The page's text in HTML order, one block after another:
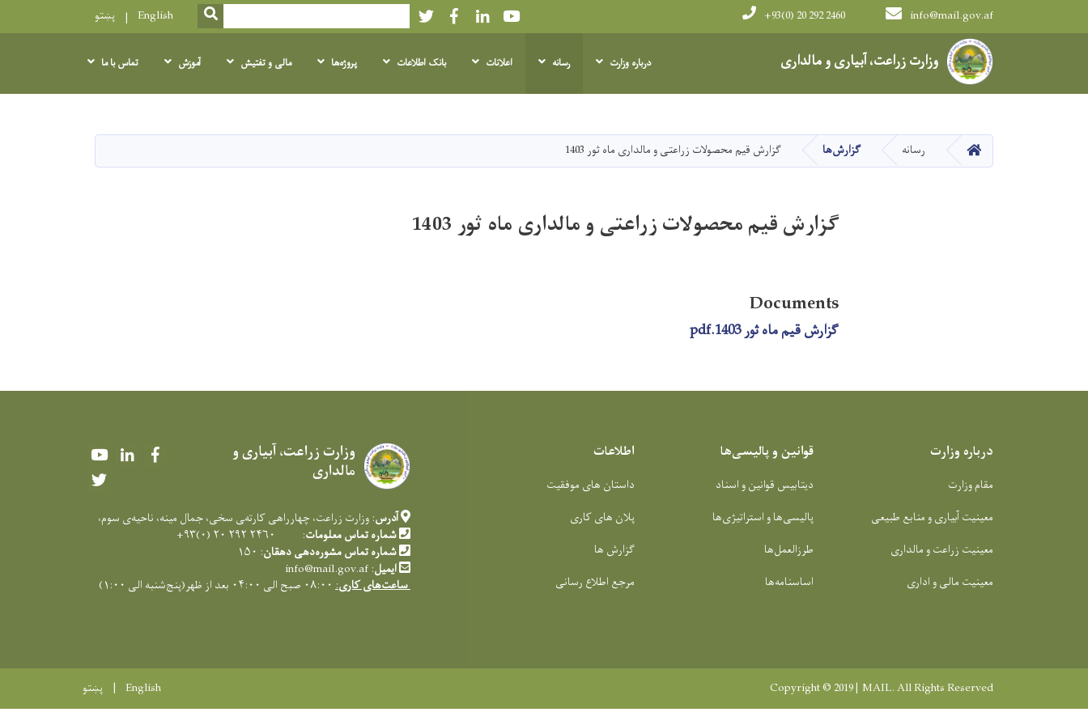
content
وزارت زراعت، آبیاری و مالداری
info@mail.gov.af
+93(0) 20 292 2460
Youtube
LinkedIn
Facebook
Twitter
Search
SEARCH
English پښتو
Main navigation
درباره وزارت رسانه اعلانات بانک اطلاعات پروژه‌ها مالی و تفتیش آموزش تماس با ما
HOME رسانه گزارش‌ها گزارش قیم محصولات زراعتی و مالداری ماه ثور 1403
گزارش قیم محصولات زراعتی و مالداری ماه ثور 1403
Documents
گزارش قیم ماه ثور 1403.pdf
درباره وزارت
مقام وزارت
معینیت آبیاری و منابع طبیعی
معینیت زراعت و مالداری
معینیت مالی و اداری
قوانین و پالیسی‌ها
دیتابیس قوانین و اسناد
پالیسی‌ها و استراتیژی‌ها
طرزالعمل‌ها
اساسنامه‌ها
اطلاعات
داستان های موفقیت
پلان های کاری
گزارش ها
مرجع اطلاع رسانی
وزارت زراعت، آبیاری و
مالداری
YoutubeLinkedIn
آدرس: وزارت زراعت، چهارراهی کارته‌‍ی سخی، جمال مینه، ناحیه‌ی سوم،
شماره تماس معلومات: ۲۴۶۰ ۲۹۲ ۲۰ (۰)۹۳+
شماره تماس مشوره‌دهی دهقان: ۱۵۰
ایمیل:
info@mail.gov.af
ساعت‌های کاری:
Copyright © 2019 | MAIL. All Rights Reserved
English پښتو